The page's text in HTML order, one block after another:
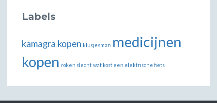
Labels
kamagra kopen klusjesman medicijnen
kopen roken slecht wat kost een elektrische fiets